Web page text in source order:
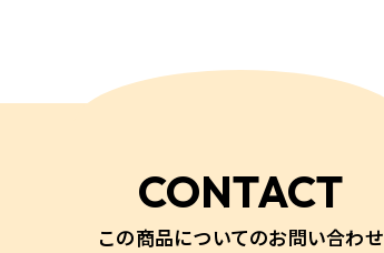
CONTACT
この商品についてのお問い合わせ